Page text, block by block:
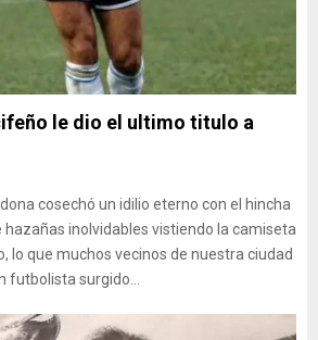
le dio el ultimo titulo a
cosechó un idilio eterno con el hincha
inolvidables vistiendo la camiseta
lo que muchos vecinos de nuestra ciudad
futbolista surgido...